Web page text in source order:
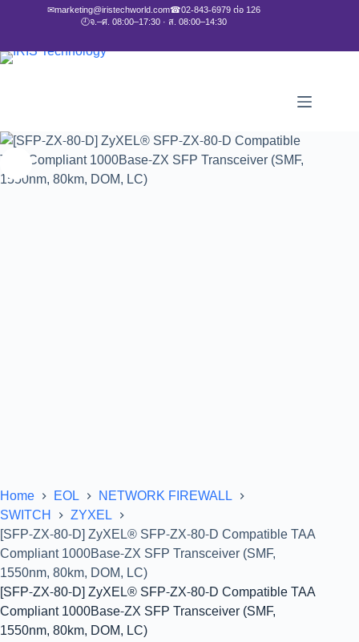
✉marketing@iristechworld.com☎02-843-6979 ต่อ 126
🕘จ.–ศ. 08:00–17:30 · ส. 08:00–14:30
Home EOL
NETWORK FIREWALL
SWITCH
ZYXEL
[SFP-ZX-80-D] ZyXEL® SFP-ZX-80-D Compatible TAA
Compliant 1000Base-ZX SFP Transceiver (SMF,
1550nm, 80km, DOM, LC)
[SFP-ZX-80-D] ZyXEL® SFP-ZX-80-D Compatible TAA
Compliant 1000Base-ZX SFP Transceiver (SMF,
1550nm, 80km, DOM, LC)